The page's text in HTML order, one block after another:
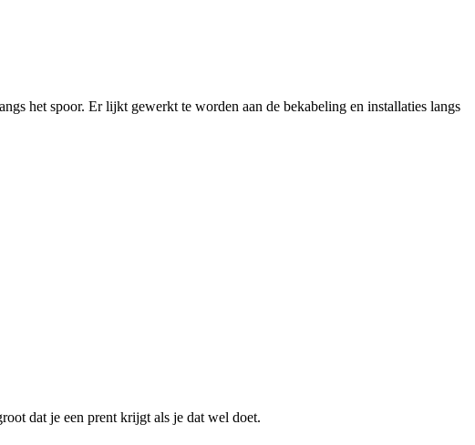
het spoor. Er lijkt gewerkt te worden aan de bekabeling en installaties langs
dat je een prent krijgt als je dat wel doet.